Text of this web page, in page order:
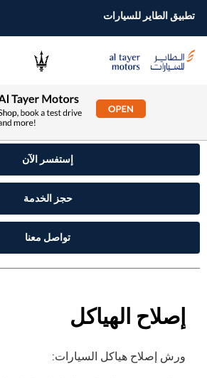
تطبيق الطاير للسيارات
إستفسر الآن
حجز الخدمة
تواصل معنا
إصلاح الهياكل
ورش إصلاح هياكل السيارات: